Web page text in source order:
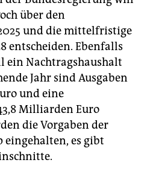
über den
und die mittelfristige
entscheiden. Ebenfalls
ein Nachtragshaushalt
Jahr sind Ausgaben
und eine
Milliarden Euro
die Vorgaben der
eingehalten, es gibt